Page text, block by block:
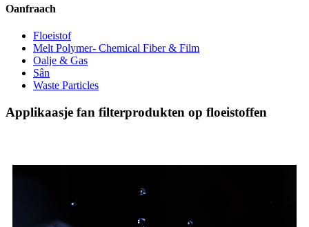
Oanfraach
Floeistof
Melt Polymer- Chemical Fiber & Film
Oalje & Gas
Sân
Waste Particles
Applikaasje fan filterprodukten op floeistoffen